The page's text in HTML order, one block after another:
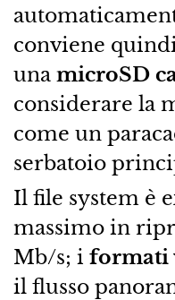
conviene
una microSD
considerare la
come un
serbatoio
Il file system è
massimo in
Mb/s; i formati
il flusso